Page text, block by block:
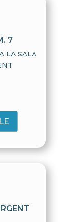
7
LA SALA